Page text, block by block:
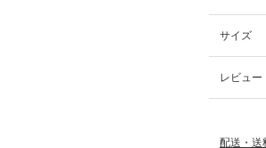
サイズ
レビュー
配送・送